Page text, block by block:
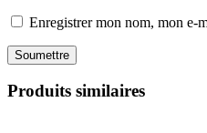
Enregistrer mon nom, mon e-
Produits similaires